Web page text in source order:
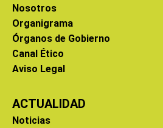
Nosotros
Organigrama
Órganos de Gobierno
Canal Ético
Aviso Legal
ACTUALIDAD
Noticias